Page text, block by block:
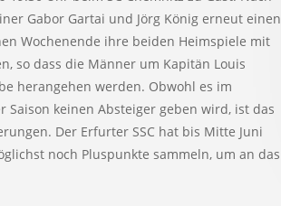
Gabor Gartai und Jörg König erneut einen
Wochenende ihre beiden Heimspiele mit
so dass die Männer um Kapitän Louis
herangehen werden. Obwohl es im
keinen Absteiger geben wird, ist das
Der Erfurter SSC hat bis Mitte Juni
noch Pluspunkte sammeln, um an das